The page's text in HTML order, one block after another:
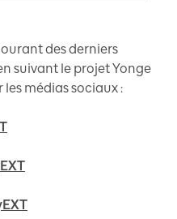
des derniers
suivant le projet Yonge
médias sociaux :